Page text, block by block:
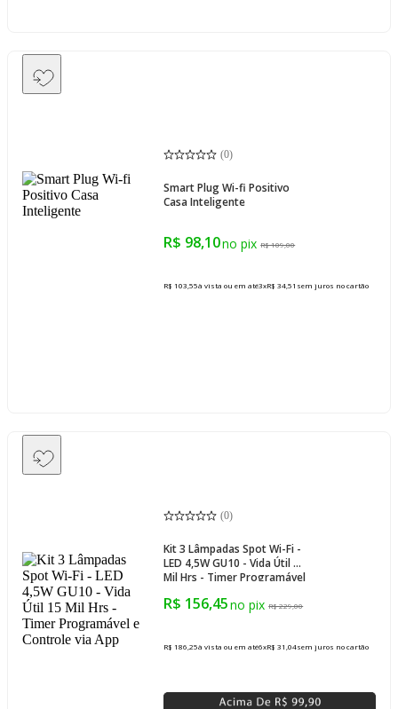
(0)
Smart Plug Wi-fi Positivo
Casa Inteligente
R$ 98,10 R$ 109,00
R$ 103,55à vista ou em até3xR$ 34,51 sem juros no cartão
(0)
Kit 3 Lâmpadas Spot Wi-Fi -
LED 4,5W GU10 - Vida Útil 15
Mil Hrs - Timer Programável
R$ 156,45 R$ 229,00
R$ 186,25à vista ou em até6xR$ 31,04sem juros no cartão